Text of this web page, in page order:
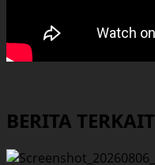
BERITA TERKAIT